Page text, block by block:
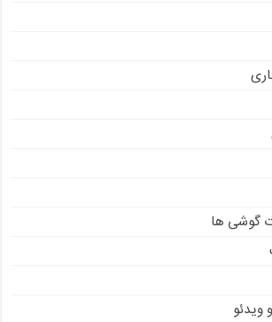
گوشی ها
ویدئو